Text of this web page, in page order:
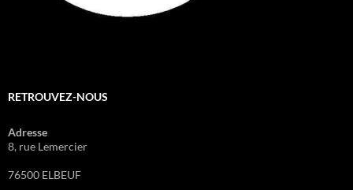
RETROUVEZ-NOUS
Adresse
8, rue Lemercier
76500 ELBEUF